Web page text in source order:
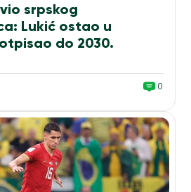
srpskog
Lukić ostao u
do 2030.
0